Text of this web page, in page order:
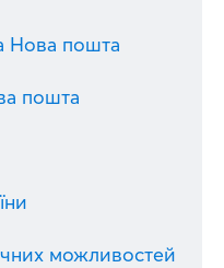
Нова пошта
пошта
можливостей